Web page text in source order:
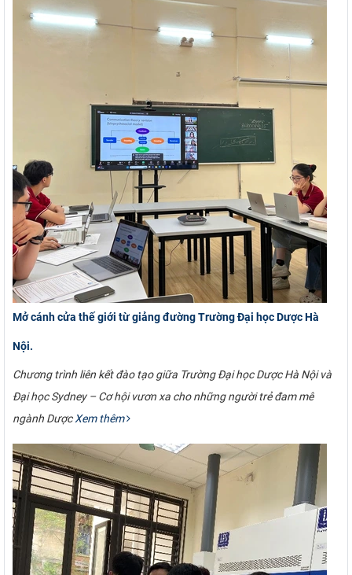
Mở cánh cửa thế giới từ giảng đường Trường Đại học Dược Hà
Nội.
Chương trình liên kết đào tạo giữa Trường Đại học Dược Hà Nội và
Đại học Sydney – Cơ hội vươn xa cho những người trẻ đam mê
ngành DượcXem thêm